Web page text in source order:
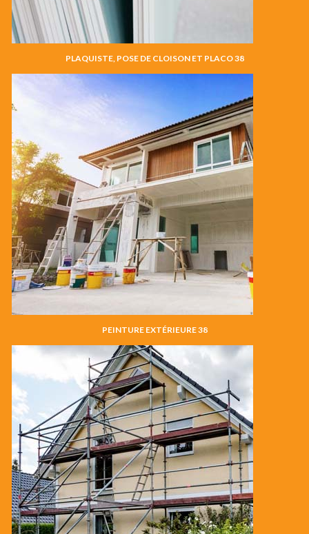
PLAQUISTE, POSE DE CLOISON ET PLACO 38
PEINTURE EXTÉRIEURE 38